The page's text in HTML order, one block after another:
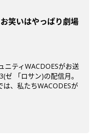
笑いはやっぱり劇場
ニティWACDOESがお送
ゼ 「ロサン)の配信月。
、私たちWACODESが